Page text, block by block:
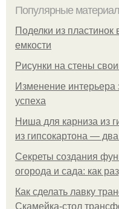
Популярные
Поделки из
емкости
Рисунки на стены
Изменение
успеха
Ниша для карниза из
из гипсокартона —
Секреты создания
огорода и сада: как
Как сделать лавку
Скамейка-стол